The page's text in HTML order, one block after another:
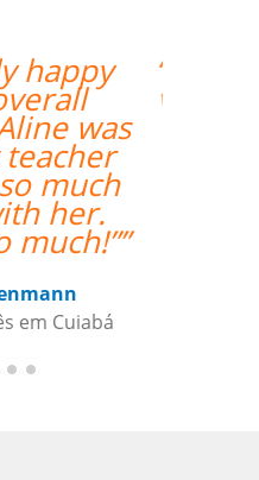
went
Carlos
both in
English
quite
that. ””
Paulo